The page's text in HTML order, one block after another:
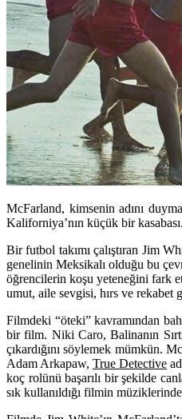
McFarland, kimsenin adını
Kaliforniya’nın küçük bir
Bir futbol takımı çalıştıran Jim
genelinin Meksikalı olduğu bu
öğrencilerin koşu yeteneğini fark
umut, aile sevgisi, hırs ve
Filmdeki “öteki” kavramından
bir film. Niki Caro, Balinanın
çıkardığını söylemek mümkün.
Adam Arkapaw, True Detective
koç rolünü başarılı bir şekilde
sık kullanıldığı filmin